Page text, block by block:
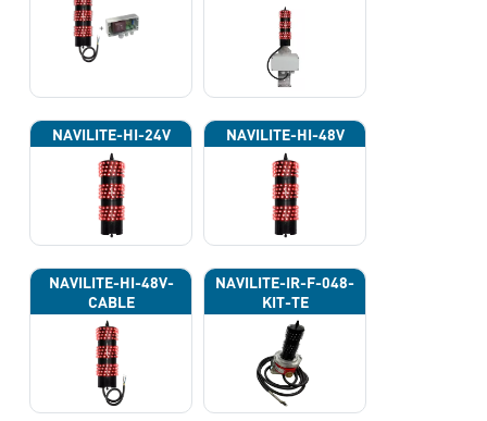
NAVILITE-HI-24V NAVILITE-HI-48V
NAVILITE-HI-48V-
CABLE
NAVILITE-IR-F-048-
KIT-TE